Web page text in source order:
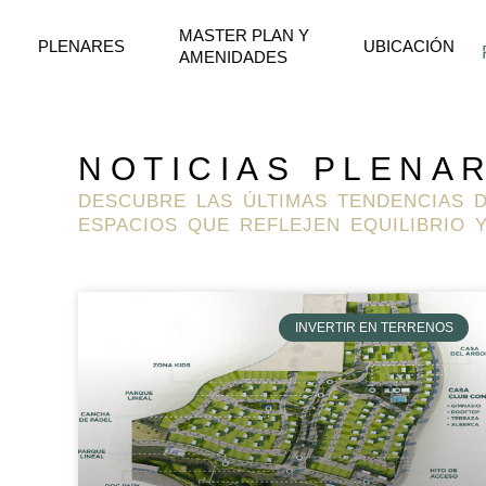
PLENARES
MASTER PLAN Y
AMENIDADES
UBICACIÓN
NOTICIAS
DESCUBRE LAS ÚLTIMAS TENDENCIAS
ESPACIOS QUE REFLEJEN EQUILIBRIO
INVERTIR EN TERRENOS